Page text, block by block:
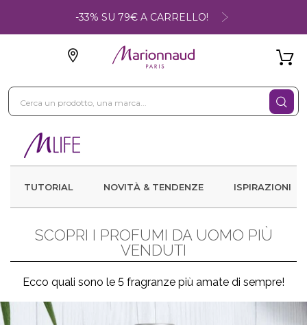
-33% SU 79€ A CARRELLO!
TUTORIAL NOVITÀ & TENDENZE ISPIRAZIONI
SCOPRI I PROFUMI DA UOMO PIÙ
VENDUTI
Ecco quali sono le 5 fragranze più amate di sempre!